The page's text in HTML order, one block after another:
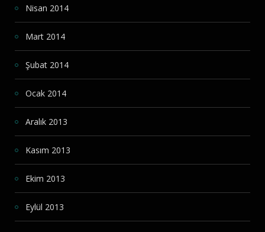
Nisan 2014
Mart 2014
Şubat 2014
Ocak 2014
Aralık 2013
Kasım 2013
Ekim 2013
Eylül 2013